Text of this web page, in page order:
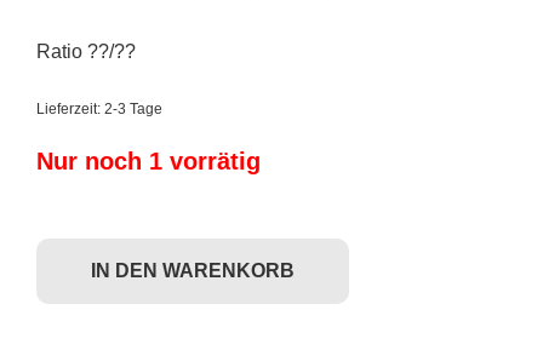
Ratio ??/??
Lieferzeit: 2-3 Tage
Nur noch 1 vorrätig
IN DEN WARENKORB